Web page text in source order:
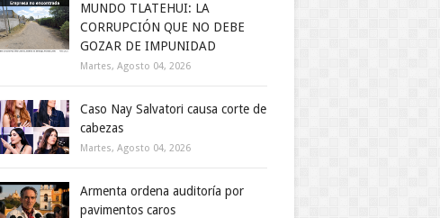
MUNDO TLATEHUI: LA
CORRUPCIÓN QUE NO DEBE
GOZAR DE IMPUNIDAD
Martes, Agosto 04, 2026
Caso Nay Salvatori causa corte de
cabezas
Martes, Agosto 04, 2026
Armenta ordena auditoría por
pavimentos caros